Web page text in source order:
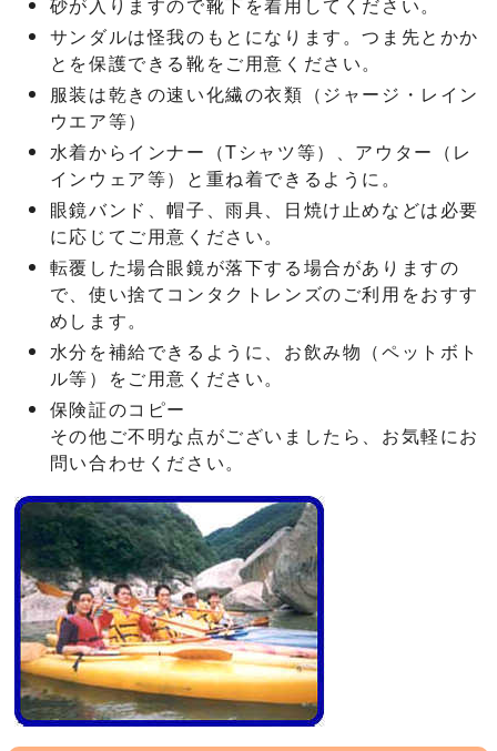
サンダルは怪我のもとになります。つま先とかか
とを保護できる靴をご用意ください。
服装は乾きの速い化繊の衣類（ジャージ・レイン
ウエア等）
水着からインナー（Tシャツ等）、アウター（レ
インウェア等）と重ね着できるように。
眼鏡バンド、帽子、雨具、日焼け止めなどは必要
に応じてご用意ください。
転覆した場合眼鏡が落下する場合がありますの
で、使い捨てコンタクトレンズのご利用をおすす
めします。
水分を補給できるように、お飲み物（ペットボト
ル等）をご用意ください。
保険証のコピー
その他ご不明な点がございましたら、お気軽にお
問い合わせください。